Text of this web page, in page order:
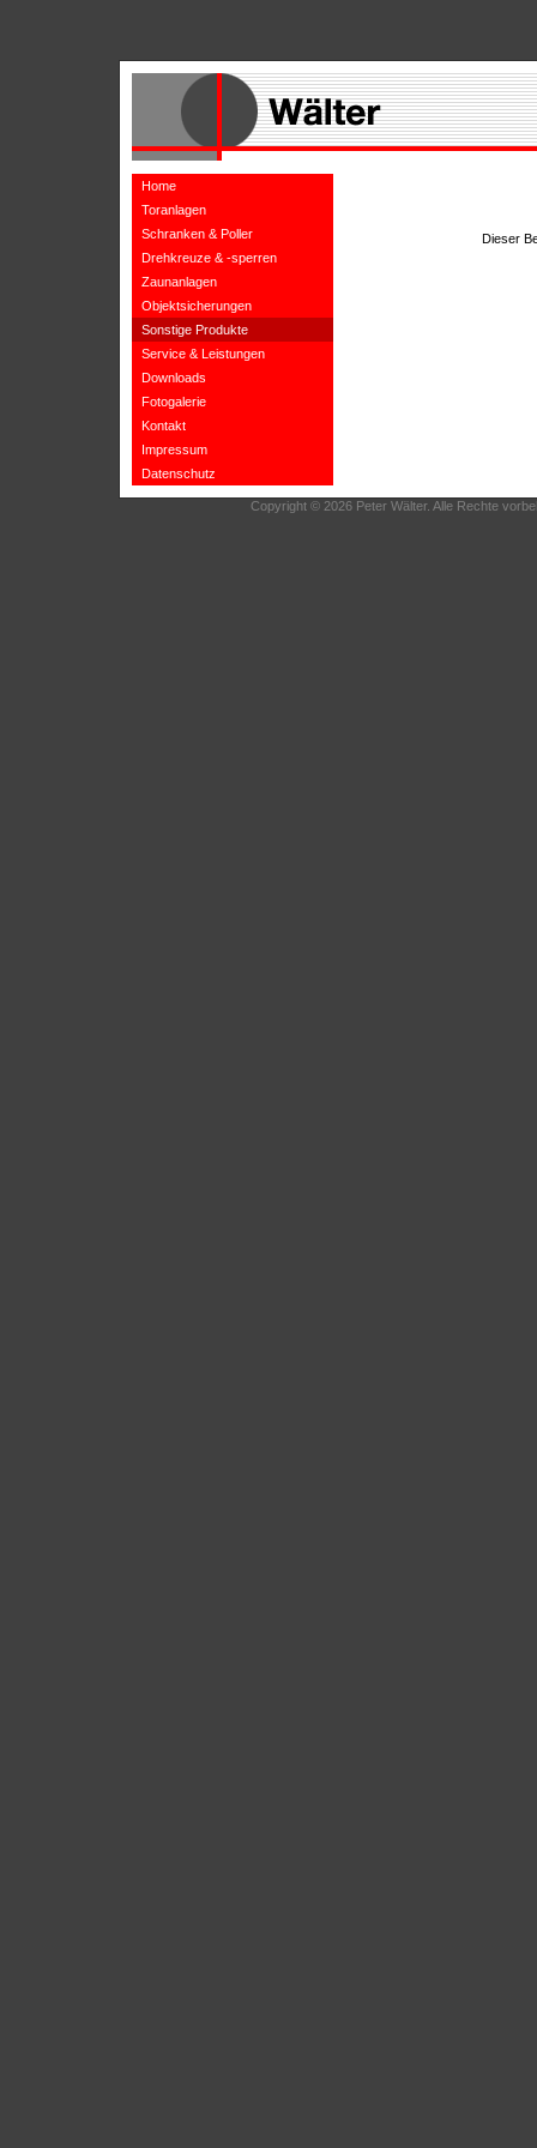
Home
Toranlagen
Schranken & Poller
Drehkreuze & -sperren
Zaunanlagen
Objektsicherungen
Sonstige Produkte
Service & Leistungen
Downloads
Fotogalerie
Kontakt
Impressum
Datenschutz
Dieser
Copyright © 2026 Peter Wälter. Alle Rechte